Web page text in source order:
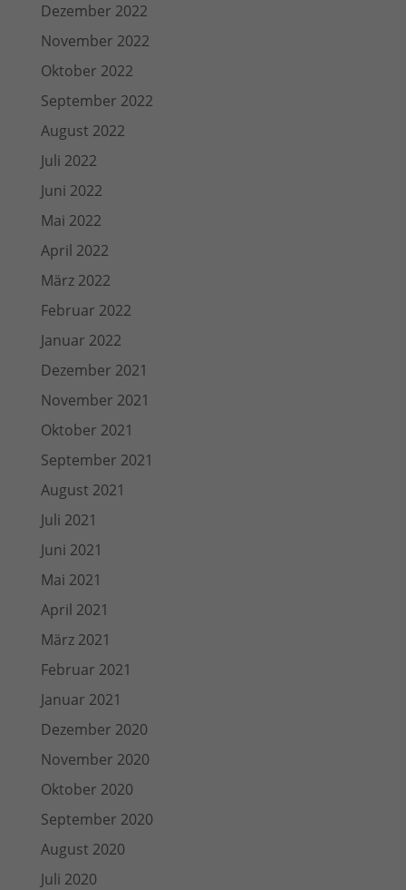
Dezember 2022
November 2022
Oktober 2022
September 2022
August 2022
Juli 2022
Juni 2022
Mai 2022
April 2022
März 2022
Februar 2022
Januar 2022
Dezember 2021
November 2021
Oktober 2021
September 2021
August 2021
Juli 2021
Juni 2021
Mai 2021
April 2021
März 2021
Februar 2021
Januar 2021
Dezember 2020
November 2020
Oktober 2020
September 2020
August 2020
Juli 2020